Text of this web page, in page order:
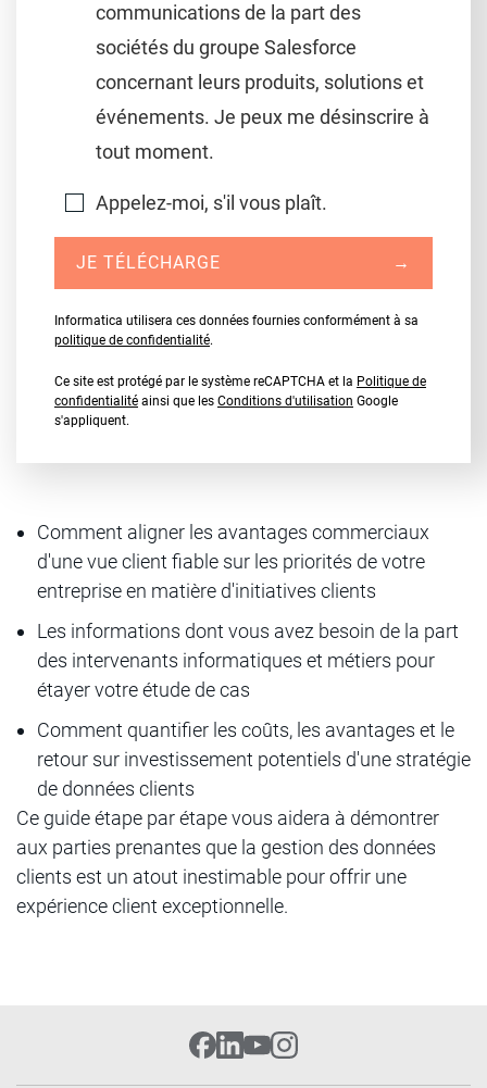
communications de la part des
sociétés du groupe Salesforce
concernant leurs produits, solutions et
événements. Je peux me désinscrire à
tout moment.
Appelez-moi, s'il vous plaît.
JE TÉLÉCHARGE →
Informatica utilisera ces données fournies conformément à sa
politique de confidentialité.
Ce site est protégé par le système reCAPTCHA et la Politique de
confidentialité ainsi que les Conditions d'utilisation Google
s'appliquent.
Comment aligner les avantages commerciaux
d'une vue client fiable sur les priorités de votre
entreprise en matière d'initiatives clients
Les informations dont vous avez besoin de la part
des intervenants informatiques et métiers pour
étayer votre étude de cas
Comment quantifier les coûts, les avantages et le
retour sur investissement potentiels d'une stratégie
de données clients
Ce guide étape par étape vous aidera à démontrer
aux parties prenantes que la gestion des données
clients est un atout inestimable pour offrir une
expérience client exceptionnelle.